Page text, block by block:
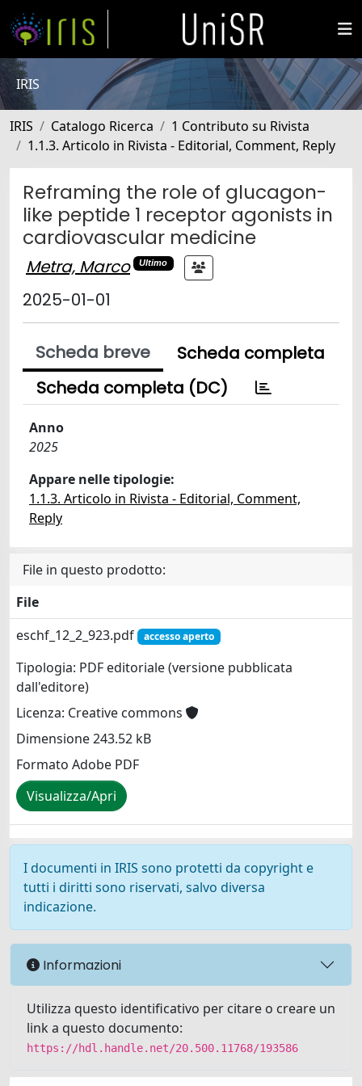
IRIS
IRIS Catalogo Ricerca
1 Contributo su Rivista
1.1.3. Articolo in Rivista - Editorial, Comment, Reply
Reframing the role of glucagon-
like peptide 1 receptor agonists in
cardiovascular medicine
Metra, Marco Ultimo
2025-01-01
Scheda breve
Scheda completa
Scheda completa (DC)
Anno
2025
Appare nelle tipologie:
1.1.3. Articolo in Rivista - Editorial, Comment,
Reply
File in questo prodotto:
File
eschf_12_2_923.pdf
accesso aperto
Tipologia: PDF editoriale (versione pubblicata
dall'editore)
Licenza: Creative commons
Dimensione 243.52 kB
Formato Adobe PDF
Visualizza/Apri
I documenti in IRIS sono protetti da copyright e
tutti i diritti sono riservati, salvo diversa
indicazione.
Informazioni
Utilizza questo identificativo per citare o creare un
link a questo documento:
https://hdl.handle.net/20.500.11768/193586